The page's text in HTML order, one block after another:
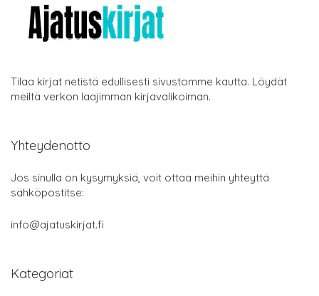
Tilaa kirjat netistä edullisesti sivustomme kautta. Löydät
meiltä verkon laajimman kirjavalikoiman.
Yhteydenotto
Jos sinulla on kysymyksiä, voit ottaa meihin yhteyttä
sähköpostitse:
info@ajatuskirjat.fi
Kategoriat